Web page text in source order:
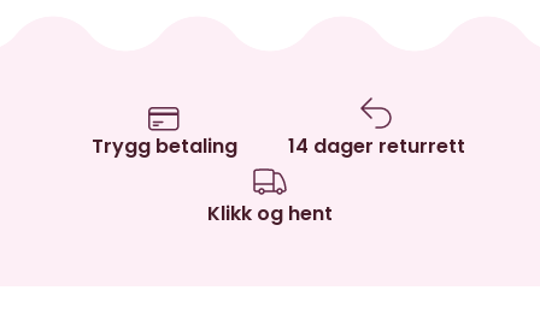
Trygg betaling 14 dager returrett
Klikk og hent